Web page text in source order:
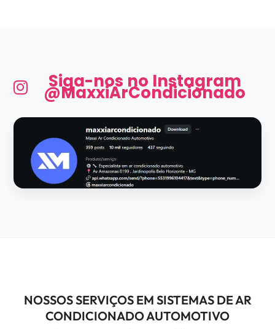
Siga-nos no Instagram
@MaxxiArCondicionado
NOSSOS SERVIÇOS EM SISTEMAS DE AR
CONDICIONADO AUTOMOTIVO